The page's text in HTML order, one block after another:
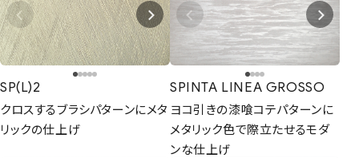
SP(L)2
クロスするブラシパターンにメタ
リックの仕上げ
SPINTA LINEA GROSSO
ヨコ引きの漆喰コテパターンに
メタリック色で際立たせるモダ
ンな仕上げ